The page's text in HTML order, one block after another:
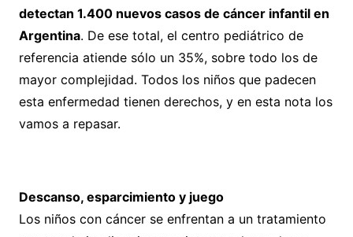
detectan 1.400 nuevos casos de cáncer infantil en
Argentina. De ese total, el centro pediátrico de
referencia atiende sólo un 35%, sobre todo los de
mayor complejidad. Todos los niños que padecen
esta enfermedad tienen derechos, y en esta nota los
vamos a repasar.
Descanso, esparcimiento y juego
Los niños con cáncer se enfrentan a un tratamiento